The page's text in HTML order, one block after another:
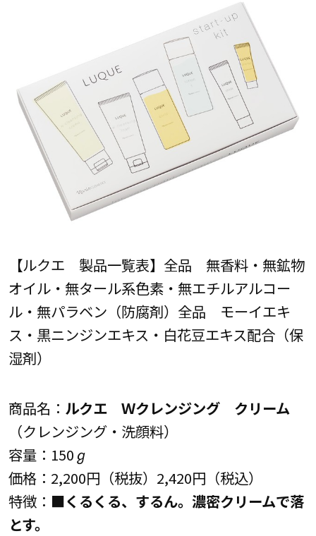
【ルクエ 製品一覧表】全品 無香料・無鉱物
オイル・無タール系色素・無エチルアルコー
ル・無パラベン（防腐剤）全品 モーイエキ
ス・黒ニンジンエキス・白花豆エキス配合（保
湿剤）
商品名： ルクエ Ｗクレンジング クリーム
（クレンジング・洗顔料）
容量：150ℊ
価格：2,200円（税抜）2,420円（税込）
特徴：■くるくる、するん。濃密クリームで落
とす。